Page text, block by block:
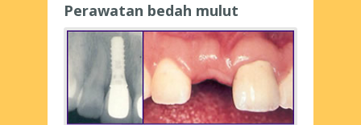
Perawatan bedah mulut